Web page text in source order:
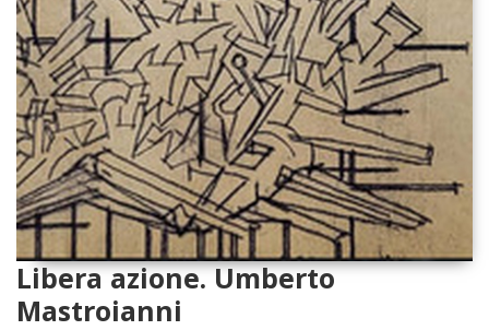
Libera azione. Umberto
Mastroianni